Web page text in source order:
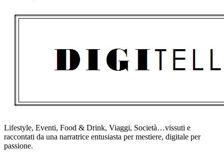
Lifestyle, Eventi, Food & Drink, Viaggi, Società…vissuti e
raccontati da una narratrice entusiasta per mestiere, digitale per
passione.